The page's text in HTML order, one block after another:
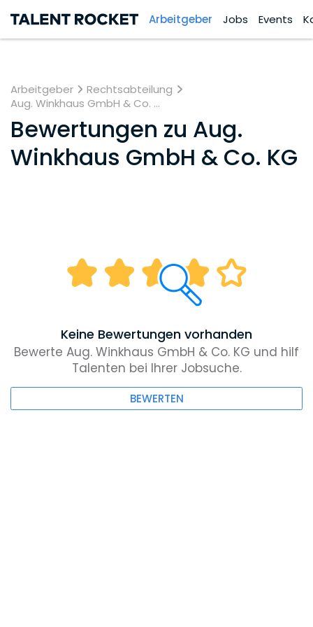
Arbeitgeber Jobs Events
Arbeitgeber
Rechtsabteilung
Aug. Winkhaus GmbH & Co. ...
Bewertungen zu Aug.
Winkhaus GmbH & Co. KG
Keine Bewertungen vorhanden
Bewerte Aug. Winkhaus GmbH & Co. KG und hilf
Talenten bei Ihrer Jobsuche.
BEWERTEN